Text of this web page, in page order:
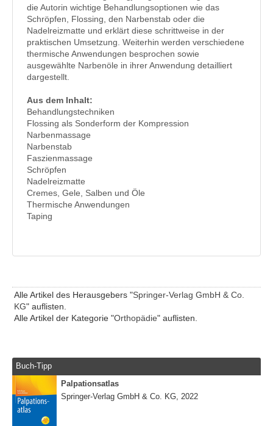
die Autorin wichtige Behandlungsoptionen wie das
Schröpfen, Flossing, den Narbenstab oder die
Nadelreizmatte und erklärt diese schrittweise in der
praktischen Umsetzung. Weiterhin werden verschiedene
thermische Anwendungen besprochen sowie
ausgewählte Narbenöle in ihrer Anwendung detailliert
dargestellt.
Aus dem Inhalt:
Behandlungstechniken
Flossing als Sonderform der Kompression
Narbenmassage
Narbenstab
Faszienmassage
Schröpfen
Nadelreizmatte
Cremes, Gele, Salben und Öle
Thermische Anwendungen
Taping
Alle Artikel des Herausgebers "Springer-Verlag GmbH & Co.
KG" auflisten.
Alle Artikel der Kategorie "Orthopädie" auflisten.
Buch-Tipp
Palpationsatlas
Springer-Verlag GmbH & Co. KG, 2022